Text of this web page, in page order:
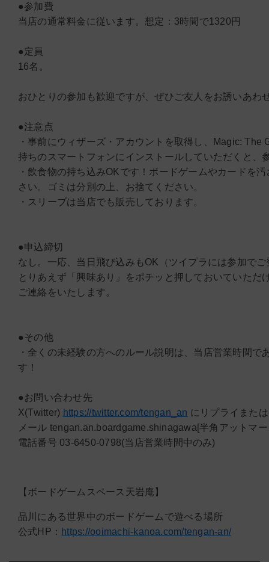
●参加費
当店の通常料金に従います。想定：3時間で1320円
●定員
16名。
おひとりの参加も歓迎ですが、ぜひご友人をお誘いあわ
●注意点
・事前にウィザーズ・アカウントを取得し、Magic: The
持ちのスマートフォンにインストールしていただくと、
・飲食物の持ち込みOKです！ボードゲームやカードを
さい。ゴミは分別の上、お捨てください。
・スリーブは当店でも販売しております。
●申込締切
なし。一応、当日飛び込みもOK（ツイプラには参加で
とりあえず「興味あり」をポチッと押しておいていただ
ご連絡をいたします。
●その他
・全くの未経験の方へのルール説明は、当店営業時間で
す！
●お問い合わせ先
X(Twitter) https://twitter.com/tengan_an にリプライまた
メール tengan.an.boardgame.shinagawa[半角アットマ
電話番号 03-6450-0798(当店営業時間中のみ)
【ボードゲームスペース天岩庵】
品川にある世界中のボードゲームで遊べる場所
公式HP： https://ooimachi-kanoa.com/tengan-an/